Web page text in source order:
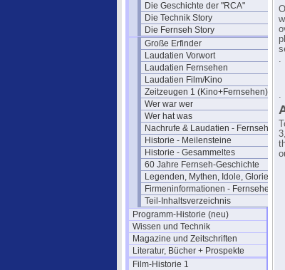
Die Geschichte der "RCA"
Die Technik Story
Die Fernseh Story
Große Erfinder
Laudatien Vorwort
Laudatien Fernsehen
Laudatien Film/Kino
Zeitzeugen 1 (Kino+Fernsehen)
Wer war wer
Wer hat was
Nachrufe & Laudatien - Fernsehen
Historie - Meilensteine
Historie - Gesammeltes
60 Jahre Fernseh-Geschichte
Legenden, Mythen, Idole, Glorie
Firmeninformationen - Fernsehen
Teil-Inhaltsverzeichnis
Programm-Historie (neu)
Wissen und Technik
Magazine und Zeitschriften
Literatur, Bücher + Prospekte
Film-Historie 1
.
.